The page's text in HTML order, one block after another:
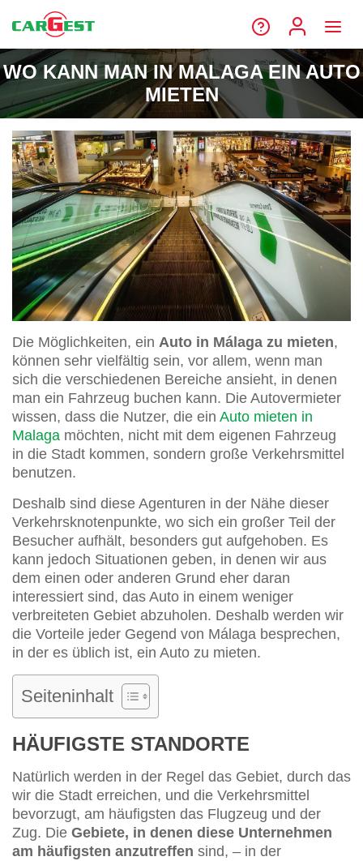
WO KANN MAN IN MALAGA EIN AUTO
MIETEN
Die Möglichkeiten, ein Auto in Málaga zu mieten,
können sehr vielfältig sein, vor allem, wenn man
sich die verschiedenen Bereiche ansieht, in denen
man ein Fahrzeug buchen kann. Die Autovermieter
wissen, dass die Nutzer, die ein Auto mieten in
Malaga möchten, nicht mit dem eigenen Fahrzeug
in die Stadt kommen, sondern große Verkehrsmittel
benutzen.
Deshalb sind diese Agenturen in der Nähe dieser
Verkehrsknotenpunkte, wo sich ein großer Teil der
Besucher aufhält, besonders gut aufgehoben. Es
kann jedoch Situationen geben, in denen wir aus
dem einen oder anderen Grund eher daran
interessiert sind, das Auto in einem weniger
verbreiteten Gebiet abzuholen. Deshalb werden wir
die Vorteile jeder Gegend von Málaga besprechen,
in der es üblich ist, ein Auto zu mieten.
Seiteninhalt
HÄUFIGSTE STANDORTE
Natürlich werden in der Regel das Gebiet, durch das
wir die Stadt erreichen, und die Verkehrsmittel
bevorzugt, am häufigsten das Flugzeug und der
Zug. Die Gebiete, in denen diese Unternehmen
am häufigsten anzutreffen sind, – in der